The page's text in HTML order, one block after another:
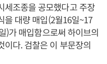
세조종을 공모했다고 주장
을 대량 매입(2월16일~17
)가 매입함으로써 하이브의
이다. 검찰은 이 부문장의